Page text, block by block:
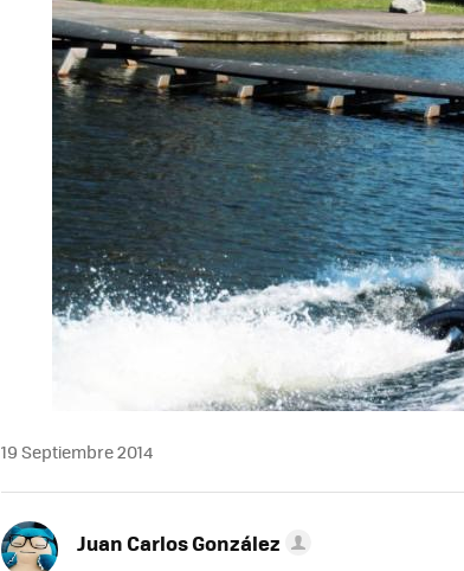
19 Septiembre 2014
Juan Carlos González